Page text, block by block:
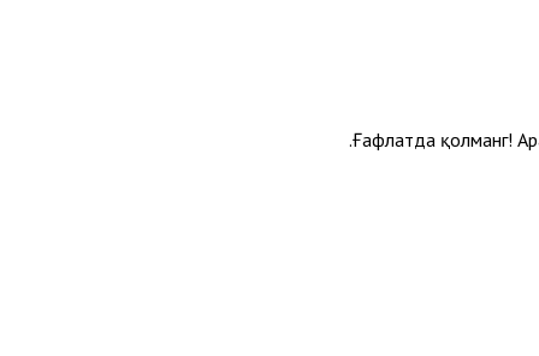
Ғафлатда қолманг!